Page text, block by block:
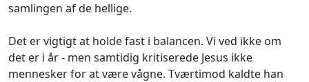
samlingen af de hellige.
Det er vigtigt at holde fast i balancen. Vi ved ikke om
det er i år - men samtidig kritiserede Jesus ikke
mennesker for at være vågne. Tværtimod kaldte han